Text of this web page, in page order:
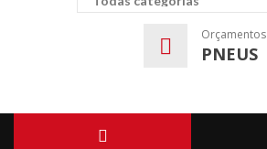
Orçamentos
PNEUS